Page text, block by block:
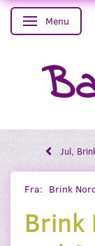
SkifteMenu
Jul,
Fra: Brink
Brink